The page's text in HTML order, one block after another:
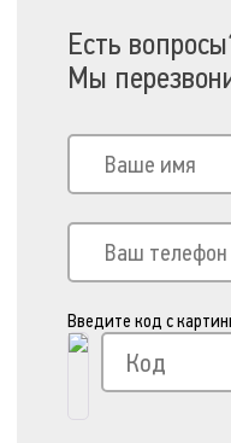
Есть
Мы
Введите код с